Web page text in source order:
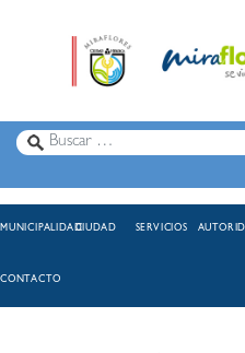
MUNICIPALIDADCIUDAD SERVICIOS
CONTACTO